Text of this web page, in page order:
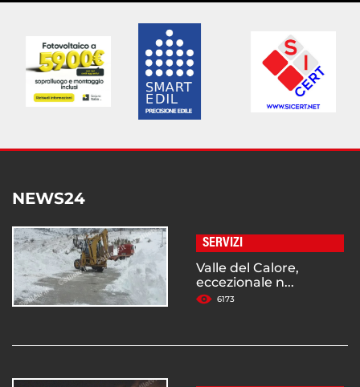
NEWS24
SERVIZI
Valle del Calore,
eccezionale n...
6173